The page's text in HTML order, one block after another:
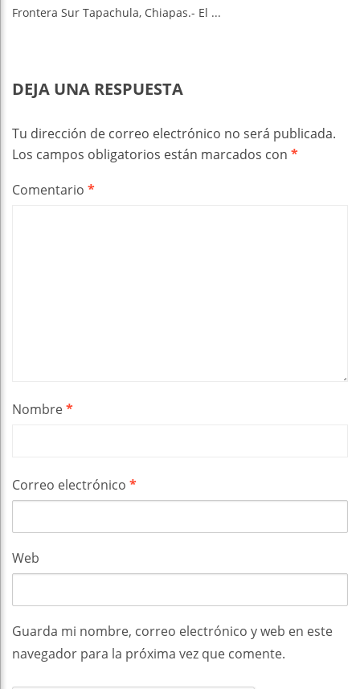
Frontera Sur Tapachula, Chiapas.- El ...
DEJA UNA RESPUESTA
Tu dirección de correo electrónico no será publicada.
Los campos obligatorios están marcados con *
Comentario *
Nombre*
Correo electrónico *
Web
Guarda mi nombre, correo electrónico y web en este
navegador para la próxima vez que comente.